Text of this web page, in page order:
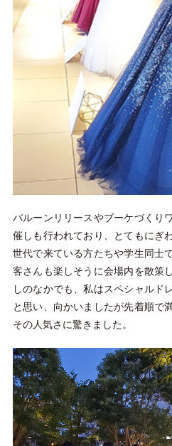
バルーンリリースやブーケづくり
催しも行われており、とてもにぎ
世代で来ている方たちや学生同士
客さんも楽しそうに会場内を散策
しのなかでも、私はスペシャルド
と思い、向かいましたが先着順で
その人気さに驚きました。